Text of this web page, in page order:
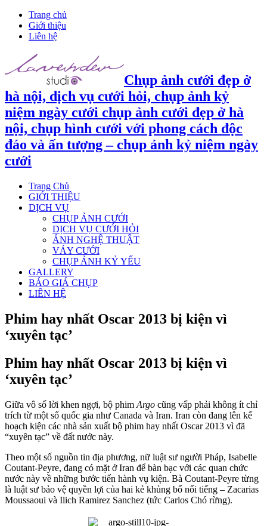
Trang chủ
Giới thiệu
Liên hệ
Chụp ảnh cưới đẹp ở
hà nội, dịch vụ cưới hỏi, chụp ảnh kỷ
niệm ngày cưới chụp ảnh cưới đẹp ở hà
nội, chụp hình cưới với phong cách độc
đáo và ấn tượng – chụp ảnh kỷ niệm ngày
cưới
Trang Chủ
GIỚI THIỆU
DỊCH VỤ
CHỤP ẢNH CƯỚI
DỊCH VỤ CƯỚI HỎI
ẢNH NGHỆ THUẬT
VÁY CƯỚI
CHỤP ẢNH KỶ YẾU
GALLERY
BÁO GIÁ CHỤP
LIÊN HỆ
Phim hay nhất Oscar 2013 bị kiện vì
‘xuyên tạc’
Phim hay nhất Oscar 2013 bị kiện vì
‘xuyên tạc’
Giữa vô số lời khen ngợi, bộ phim Argo cũng vấp phải không ít chỉ
trích từ một số quốc gia như Canada và Iran. Iran còn đang lên kế
hoạch kiện các nhà sản xuất bộ phim hay nhất Oscar 2013 vì đã
“xuyên tạc” về đất nước này.
Theo một số nguồn tin địa phương, nữ luật sư người Pháp, Isabelle
Coutant-Peyre, đang có mặt ở Iran để bàn bạc với các quan chức
nước này về những bước tiến hành vụ kiện. Bà Coutant-Peyre từng
là luật sư bảo vệ quyền lợi của hai kẻ khủng bố nổi tiếng – Zacarias
Moussaoui và Ilich Ramirez Sanchez (tức Carlos Chó rừng).